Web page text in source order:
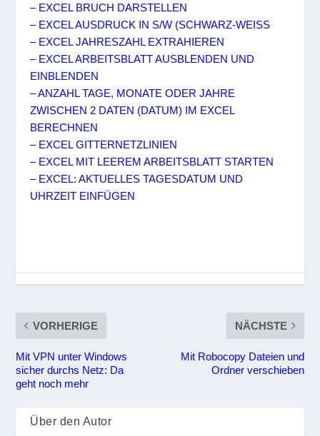
– EXCEL BRUCH DARSTELLEN
– EXCEL AUSDRUCK IN S/W (SCHWARZ-WEISS
– EXCEL JAHRESZAHL EXTRAHIEREN
– EXCEL ARBEITSBLATT AUSBLENDEN UND
EINBLENDEN
– ANZAHL TAGE, MONATE ODER JAHRE
ZWISCHEN 2 DATEN (DATUM) IM EXCEL
BERECHNEN
– EXCEL GITTERNETZLINIEN
– EXCEL MIT LEEREM ARBEITSBLATT STARTEN
– EXCEL: AKTUELLES TAGESDATUM UND
UHRZEIT EINFÜGEN
VORHERIGE
Mit VPN unter Windows
sicher durchs Netz: Da
geht noch mehr
NÄCHSTE
Mit Robocopy Dateien und
Ordner verschieben
Über den Autor